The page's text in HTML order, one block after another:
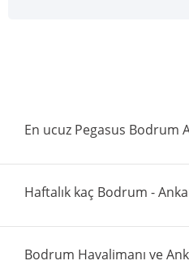
En ucuz Pegasus Bodrum
Haftalık kaç Bodrum -
Bodrum Havalimanı ve